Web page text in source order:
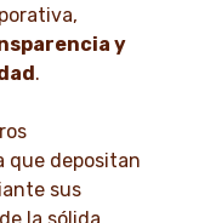
y
.
que depositan
sus